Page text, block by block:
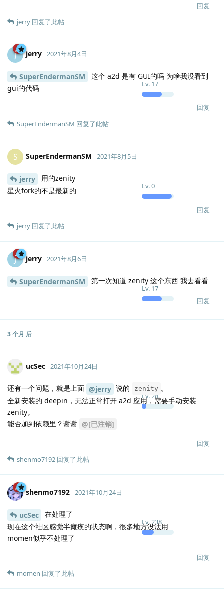
回复
jerry 回复了此帖
J jerry
Lv. 17
2021年8月4日
SuperEndermanSM
这个 a2d 是有 GUI的吗 为啥我没看到
gui的代码
回复
SuperEndermanSM 回复了此帖
S SuperEndermanSM
Lv.0
2021年8月5日
jerry
用的zenity
星火fork的不是最新的
回复
jerry 回复了此帖
J jerry
Lv. 17
2021年8月6日
SuperEndermanSM 第一次知道 zenity 这个东西 我去看看
回复
3 个月 后
ucSec
Lv.28
2021年10月24日
还有一个问题，就是上面 @jerry 说的 zenity 。
全新安装的 deepin，无法正常打开 a2d 应用，需要手动安装
zenity。
能否加到依赖里？谢谢 @[已注销]
回复
shenmo7192 回复了此帖
shenmo7192
Lv.238
2021年10月24日
ucSec
在处理了
现在这个社区感觉半瘫痪的状态啊，很多地方没法用
momen似乎不处理了
回复
momen 回复了此帖